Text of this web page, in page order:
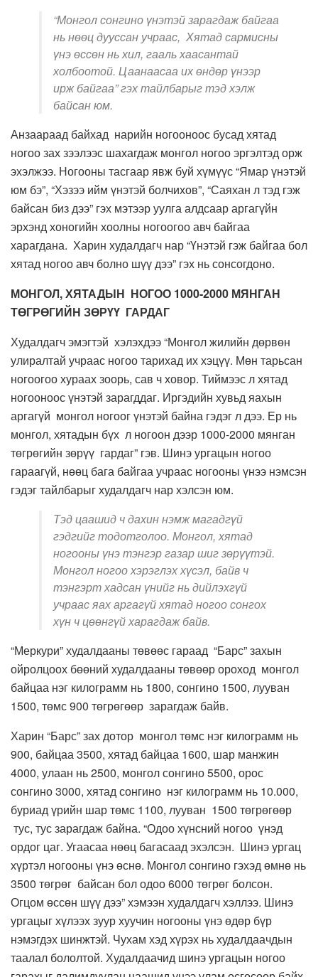
“Монгол сонгино үнэтэй зарагдаж байгаа
нь нөөц дууссан учраас, Хятад сармисны
үнэ өссөн нь хил, гааль хаасантай
холбоотой. Цаанаасаа их өндөр үнээр
ирж байгаа” гэх тайлбарыг тэд хэлж
байсан юм.
Анзаараад байхад нарийн ногооноос бусад хятад
ногоо зах зээлээс шахагдаж монгол ногоо эргэлтэд орж
эхэлжээ. Ногооны тасгаар явж буй хүмүүс “Ямар үнэтэй
юм бэ”, “Хэзээ ийм үнэтэй болчихов”, “Саяхан л тэд гэж
байсан биз дээ” гэх мэтээр уулга алдсаар аргагүйн
эрхэнд хоногийн хоолны ногоогоо авч байгаа
харагдана. Харин худалдагч нар “Үнэтэй гэж байгаа бол
хятад ногоо авч болно шүү дээ” гэх нь сонсогдоно.
МОНГОЛ, ХЯТАДЫН НОГОО 1000-2000 МЯНГАН
ТӨГРӨГИЙН ЗӨРҮҮ ГАРДАГ
Худалдагч эмэгтэй хэлэхдээ “Монгол жилийн дөрвөн
улиралтай учраас ногоо тарихад их хэцүү. Мөн тарьсан
ногоогоо хураах зоорь, сав ч ховор. Тиймээс л хятад
ногооноос үнэтэй зарагддаг. Иргэдийн хувьд яахын
аргагүй монгол ногоог үнэтэй байна гэдэг л дээ. Ер нь
монгол, хятадын бүх л ногоон дээр 1000-2000 мянган
төгрөгийн зөрүү гардаг” гэв. Шинэ ургацын ногоо
гараагүй, нөөц бага байгаа учраас ногооны үнээ нэмсэн
гэдэг тайлбарыг худалдагч нар хэлсэн юм.
Тэд цаашид ч дахин нэмж магадгүй
гэдгийг тодотголоо. Монгол, хятад
ногооны үнэ тэнгэр газар шиг зөрүүтэй.
Монгол ногоо хэрэглэх хүсэл, байв ч
тэнгэрт хадсан үнийг нь дийлэхгүй
учраас яах аргагүй хятад ногоо сонгох
хүн ч цөөнгүй харагдаж байв.
“Меркури” худалдааны төвөөс гараад “Барс” захын
ойролцоох бөөний худалдааны төвөөр ороход монгол
байцаа нэг килограмм нь 1800, сонгино 1500, лууван
1500, төмс 900 төгрөгөөр зарагдаж байв.
Харин “Барс” зах дотор монгол төмс нэг килограмм нь
900, байцаа 3500, хятад байцаа 1600, шар манжин
4000, улаан нь 2500, монгол сонгино 5500, орос
сонгино 3000, хятад сонгино нэг килограмм нь 10.000,
буриад үрийн шар төмс 1100, лууван 1500 төгрөгөөр
тус, тус зарагдаж байна. “Одоо хүнсний ногоо үнэд
ордог цаг. Угаасаа нөөц багасаад эхэлсэн. Шинэ ургац
хүртэл ногооны үнэ өснө. Монгол сонгино гэхэд өмнө нь
3500 төгрөг байсан бол одоо 6000 төгрөг болсон.
Огцом өссөн шүү дээ” хэмээн худалдагч хэллээ. Шинэ
ургацыг хүлээх зуур хуучин ногооны үнэ өдөр бүр
нэмэгдэх шинжтэй. Чухам хэд хүрэх нь худалдаачдын
таалал бололтой. Худалдаачид шинэ ургацын ногоо